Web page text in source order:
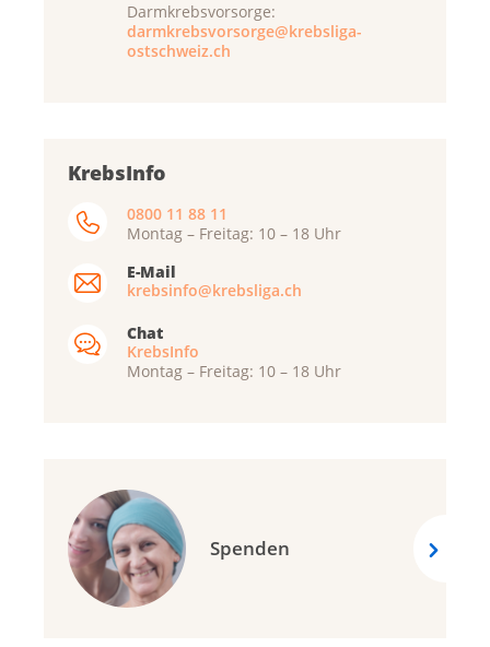
Darmkrebsvorsorge:
darmkrebsvorsorge@krebsliga-
ostschweiz.ch
KrebsInfo
0800 11 88 11
Montag – Freitag: 10 – 18 Uhr
E-Mail
krebsinfo@krebsliga.ch
Chat
KrebsInfo
Montag – Freitag: 10 – 18 Uhr
Spenden